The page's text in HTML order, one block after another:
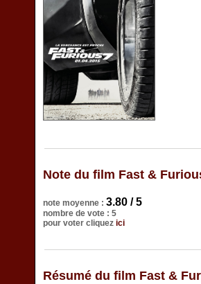
Note du film Fast &
note moyenne : 3.80 / 5
nombre de vote : 5
pour voter cliquez ici
Résumé du film Fast &